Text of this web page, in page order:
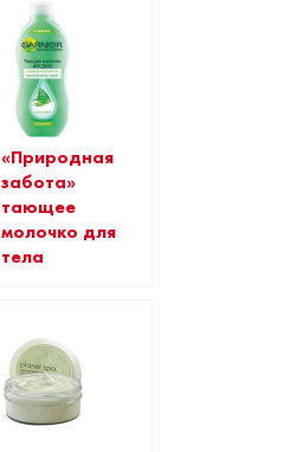
«Природная
забота»
тающее
молочко для
тела